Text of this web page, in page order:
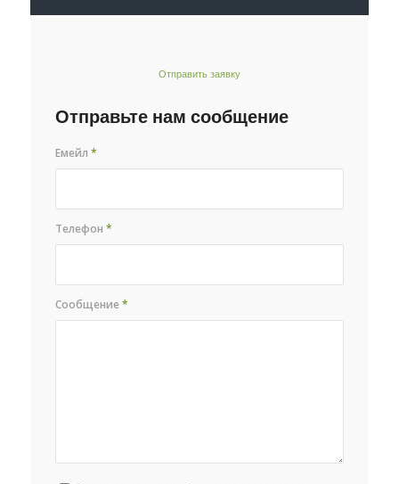
Отправить заявку
Отправьте нам сообщение
Емейл*
Телефон*
Сообщение*